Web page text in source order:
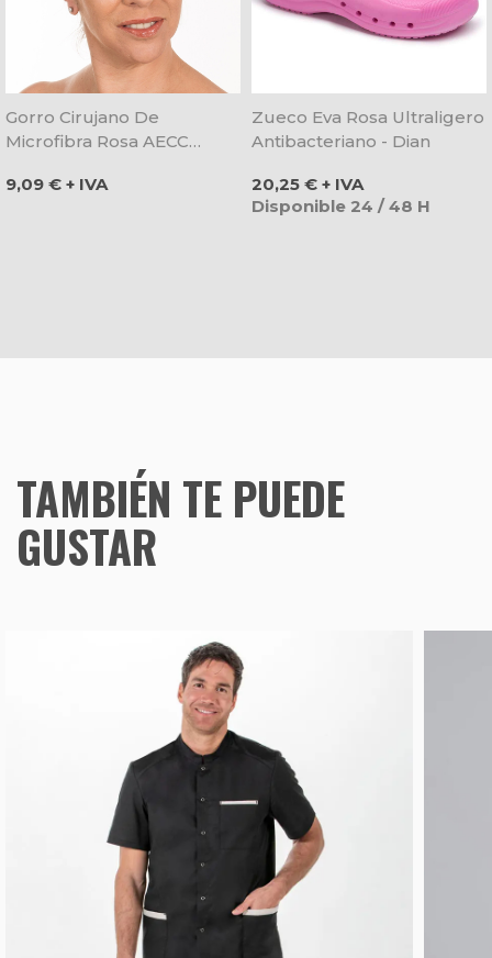
Gorro Cirujano De
Microfibra Rosa AECC
Precio
9,09 € + IVA
Zueco Eva Rosa Ultraligero
Antibacteriano - Dian
Precio
20,25 € + IVA
Disponible 24 / 48 H
TAMBIÉN TE PUEDE
GUSTAR